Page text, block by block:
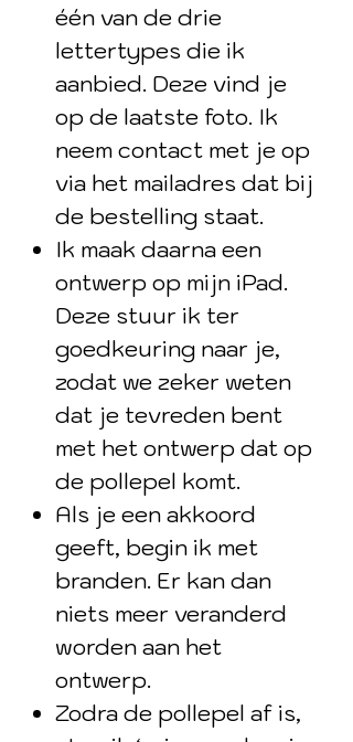
één van de drie
lettertypes die ik
aanbied. Deze vind je
op de laatste foto. Ik
neem contact met je op
via het mailadres dat bij
de bestelling staat.
Ik maak daarna een
ontwerp op mijn iPad.
Deze stuur ik ter
goedkeuring naar je,
zodat we zeker weten
dat je tevreden bent
met het ontwerp dat op
de pollepel komt.
Als je een akkoord
geeft, begin ik met
branden. Er kan dan
niets meer veranderd
worden aan het
ontwerp.
Zodra de pollepel af is,